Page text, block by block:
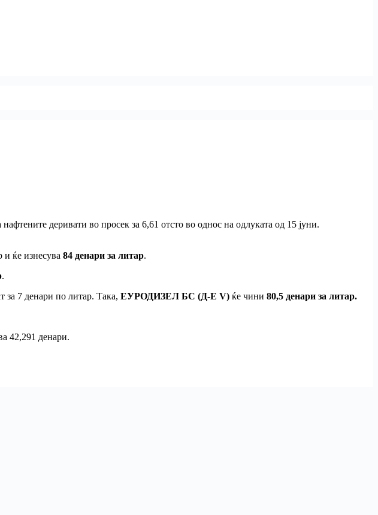
деривати во просек за 6,61 отсто во однос на одлуката од 15 јуни.
и ќе изнесува 84 денари за литар.
.
за 7 денари по литар. Така, ЕУРОДИЗЕЛ БС (Д-Е V) ќе чини 80,5 денари за литар.
42,291 денари.